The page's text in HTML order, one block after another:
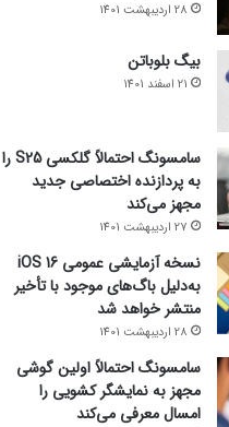
28 اردیبهشت 1401
بیگ بلوباتن
21 اسفند 1401
سامسونگ احتمالاً گلکسی S25 را
به پردازنده اختصاصی جدید
مجهز می‌کند
27 اردیبهشت 1401
نسخه آزمایشی عمومی iOS 16
به‌دلیل باگ‌های موجود با تأخیر
منتشر خواهد شد
28 اردیبهشت 1401
سامسونگ احتمالاً اولین گوشی
مجهز به نمایشگر کشویی را
امسال معرفی می‌کند